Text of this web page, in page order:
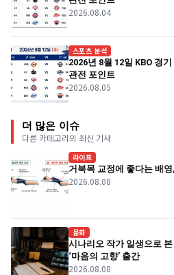
2026.08.04
스포츠 분석
2026년 8월 12일 KBO 경
관전 포인트
2026.08.05
더 많은 이슈
다른 카테고리의 최신 기사
라이프
거북목 교정에 좋다는 배
2026.08.08
문화
시나리오 작가 일생으로
‘마음의 고향’ 출간
2026.08.08